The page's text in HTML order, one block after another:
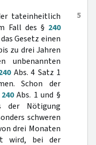
5
tateinheitlich
Fall des § 240
Gesetz einen
zu drei Jahren
unbenannten
Abs. 4 Satz 1
Schon der
240Abs. 1 und §
der Nötigung
schweren
drei Monaten
wird, bei der